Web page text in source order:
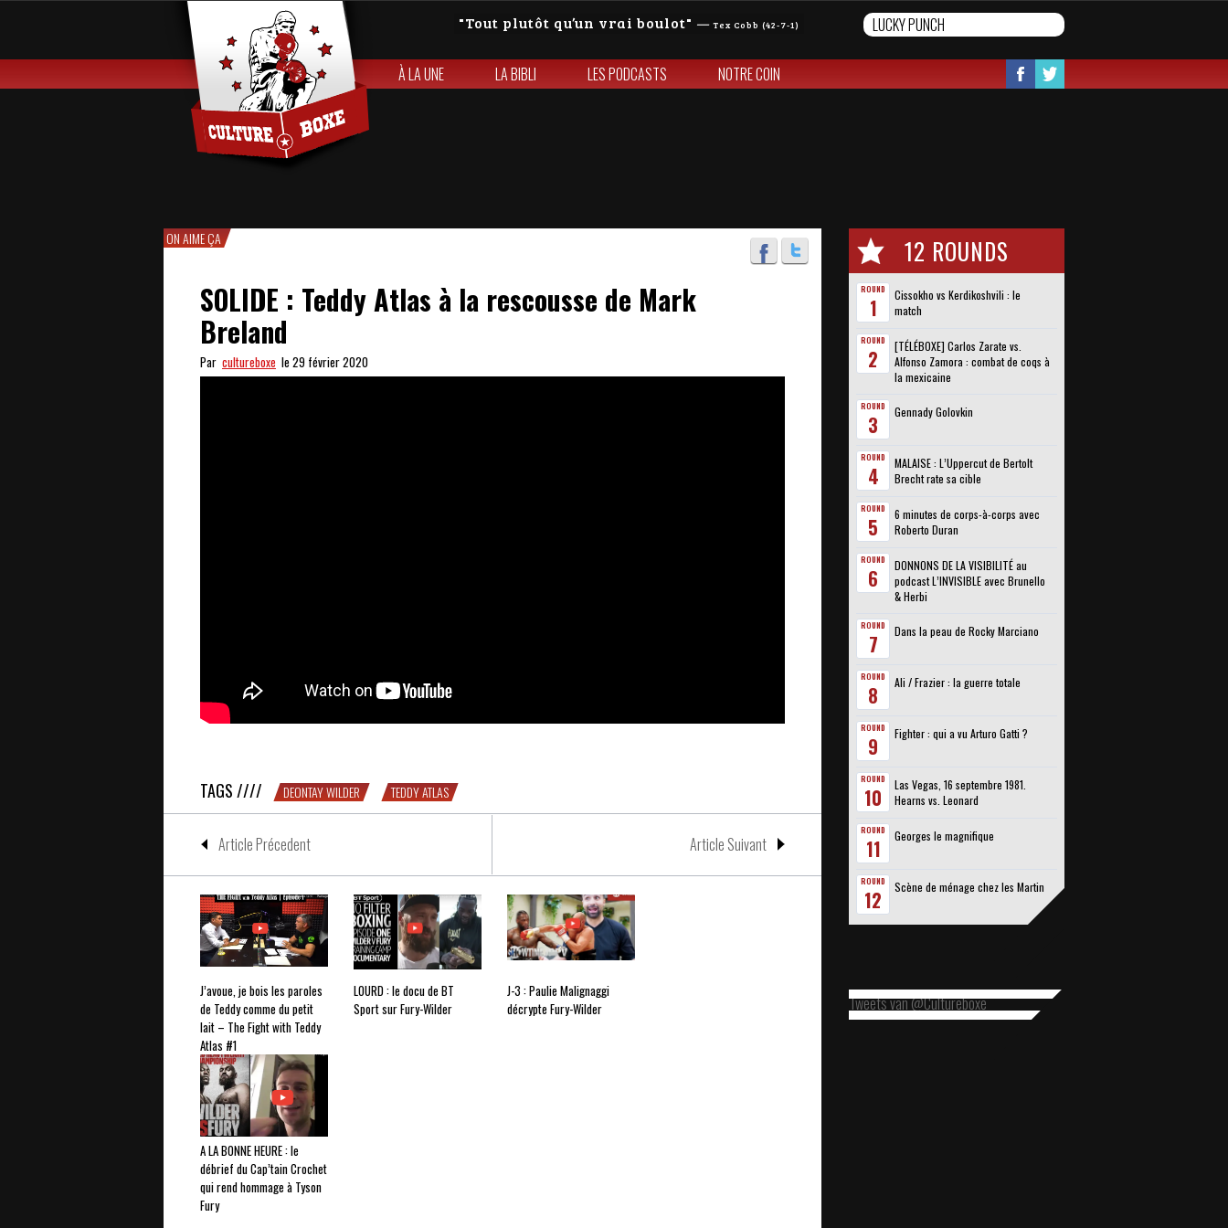
Tout plutôt qu’un vrai boulot — Tex Cobb (42-7-1)
À LA UNE LA BIBLI LES PODCASTS NOTRE COIN
12 ROUNDS
ROUND
1
Cissokho vs Kerdikoshvili : le
match
ROUND
2
[TÉLÉBOXE] Carlos Zarate vs.
Alfonso Zamora : combat de coqs à
la mexicaine
ROUND
3 Gennady Golovkin
ROUND
4
MALAISE : L’Uppercut de Bertolt
Brecht rate sa cible
ROUND
5
6 minutes de corps-à-corps avec
Roberto Duran
ROUND
6
DONNONS DE LA VISIBILITÉ au
podcast L’INVISIBLE avec Brunello
& Herbi
ROUND
7 Dans la peau de Rocky Marciano
ROUND
8 Ali / Frazier : la guerre totale
ROUND
9 Fighter : qui a vu Arturo Gatti ?
ROUND
10
Las Vegas, 16 septembre 1981.
Hearns vs. Leonard
ROUND
11 Georges le magnifique
ROUND
12 Scène de ménage chez les Martin
Tweets van @Cultureboxe
ON AIME ÇA
SOLIDE : Teddy Atlas à la rescousse de Mark
Breland
Par cultureboxe le 29 février 2020
TAGS //// DEONTAY WILDER TEDDY ATLAS
Article Précedent Article Suivant
J’avoue, je bois les paroles
de Teddy comme du petit
lait – The Fight with Teddy
Atlas #1
LOURD : le docu de BT
Sport sur Fury-Wilder
J-3 : Paulie Malignaggi
décrypte Fury-Wilder
A LA BONNE HEURE : le
débrief du Cap’tain Crochet
qui rend hommage à Tyson
Fury